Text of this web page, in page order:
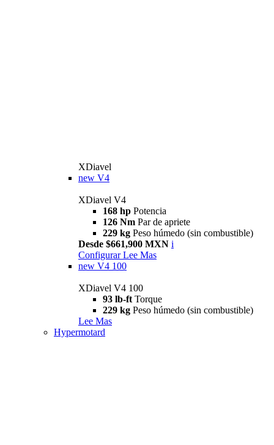
XDiavel
new V4
XDiavel V4
168 hp Potencia
126 Nm Par de apriete
229 kg Peso húmedo (sin combustible)
Desde $661,900 MXN i
Configurar Lee Mas
new V4 100
XDiavel V4 100
93 lb-ft Torque
229 kg Peso húmedo (sin combustible)
Lee Mas
Hypermotard